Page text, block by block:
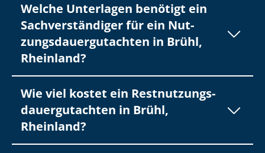
Welche Unterlagen benötigt ein
Sach­ver­stän­di­ger für ein Nut­
zungs­dau­er­gut­ach­ten in Brühl,
Rheinland?
Wie viel kostet ein Rest­nut­zungs­
dau­er­gut­ach­ten in Brühl,
Rheinland?